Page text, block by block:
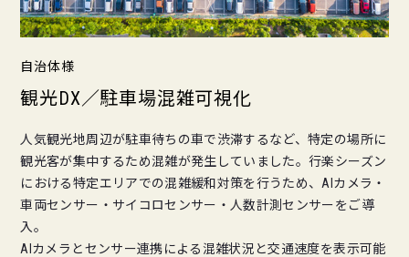
自治体様
観光DX／駐車場混雑可視化
人気観光地周辺が駐車待ちの車で渋滞するなど、特定の場所に
観光客が集中するため混雑が発生していました。行楽シーズン
における特定エリアでの混雑緩和対策を行うため、AIカメラ・
車両センサー・サイコロセンサー・人数計測センサーをご導
入。
AIカメラとセンサー連携による混雑状況と交通速度を表示可能